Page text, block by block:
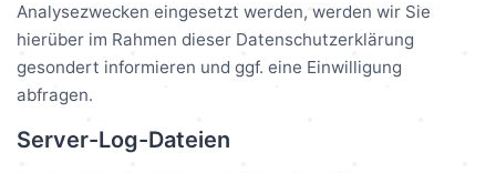
Analysezwecken eingesetzt werden, werden wir Sie
hierüber im Rahmen dieser Datenschutzerklärung
gesondert informieren und ggf. eine Einwilligung
abfragen.
Server-Log-Dateien